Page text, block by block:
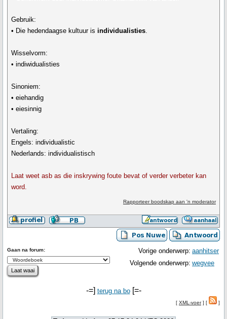
Gebruik:
• Die hedendaagse kultuur is individualisties.
Wisselvorm:
• indiwidualisties
Sinoniem:
• eiehandig
• eiesinnig
Vertaling:
Engels: individualistic
Nederlands: individualistisch
Laat weet asb as die inskrywing foute bevat of verder verbeter kan
word.
Rapporteer boodskap aan 'n moderator
Vorige onderwerp: aanhitser
Volgende onderwerp: wegvee
Gaan na forum:
-=] terug na bo[=-
[ XML-voer] [ ]